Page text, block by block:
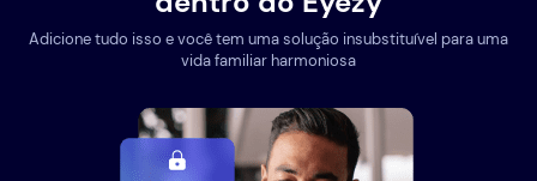
Adicione tudo isso e você tem uma solução insubstituível para uma
vida familiar harmoniosa